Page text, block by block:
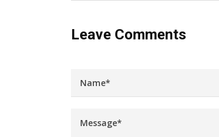
Leave Comments